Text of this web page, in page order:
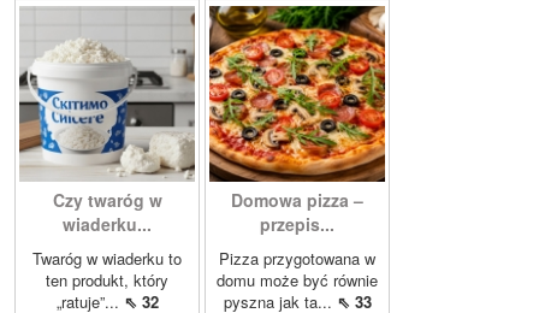
Czy twaróg w
wiaderku...
Twaróg w wiaderku to
ten produkt, który
„ratuje”... ⇖ 32
Domowa pizza –
przepis...
Pizza przygotowana w
domu może być równie
pyszna jak ta... ⇖ 33